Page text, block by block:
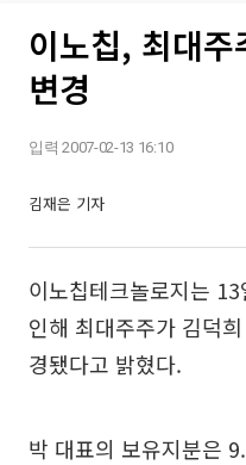
이노칩, 최대
변경
입력 2007-02-13 16:10
김재은 기자
이노칩테크놀로지는
인해 최대주주가 김덕
경됐다고 밝혔다.
박 대표의 보유지분은